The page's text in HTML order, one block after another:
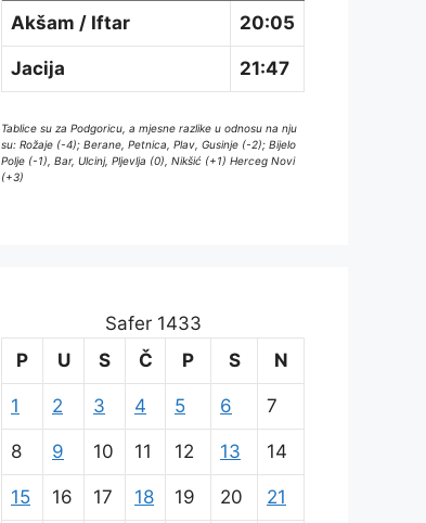
Akšam / Iftar 20:05
Jacija 21:47
Tablice su za Podgoricu, a mjesne razlike u odnosu na nju
su: Rožaje (-4); Berane, Petnica, Plav, Gusinje (-2); Bijelo
Polje (-1), Bar, Ulcinj, Pljevlja (0), Nikšić (+1) Herceg Novi
(+3)
Safer 1433
P
U S Č P S N
1 2 3 4 5 6 7
8 9 10 11 12 13 14
15 16 17 18 19 20 21